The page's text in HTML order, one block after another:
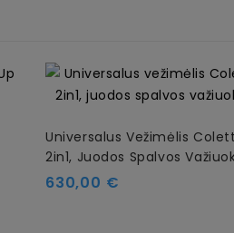
Universalus Vežimėlis
2in1, Juodos Spalvos
Kaina
630,00 €